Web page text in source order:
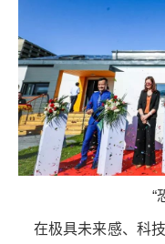
“
在极具未来感、科技